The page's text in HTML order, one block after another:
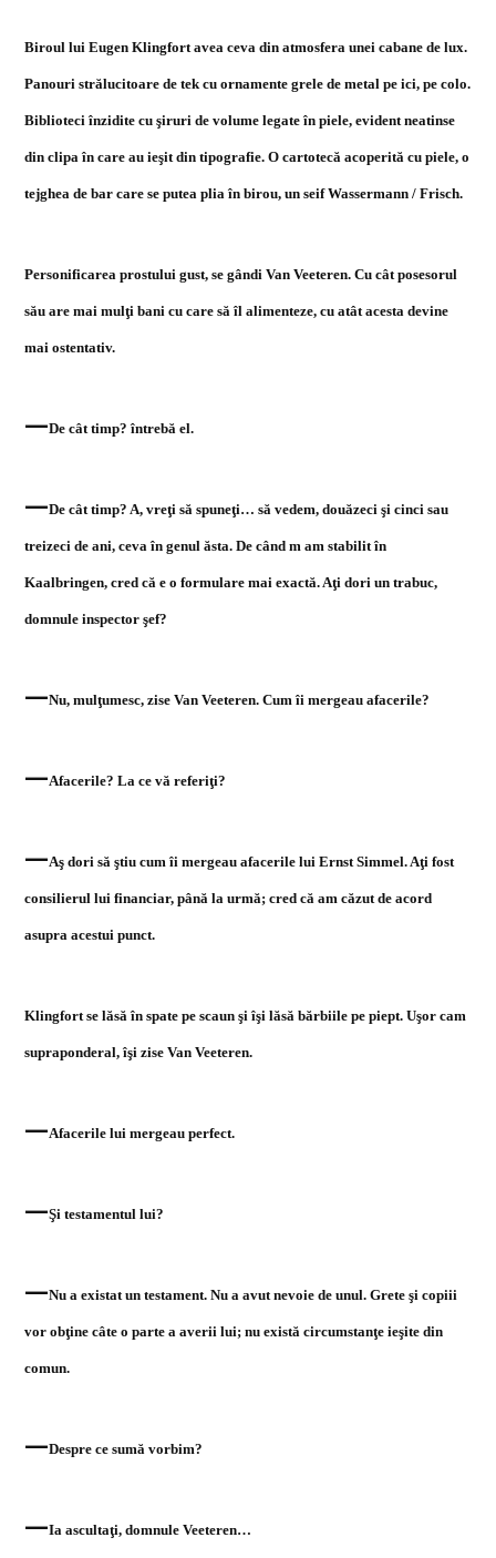
Biroul lui Eugen Klingfort avea ceva din atmosfera unei cabane de lux.
Panouri strălucitoare de tek cu ornamente grele de metal pe ici, pe colo.
Biblioteci înzidite cu şiruri de volume legate în piele, evident neatinse
din clipa în care au ieşit din tipografie. O cartotecă acoperită cu piele, o
tejghea de bar care se putea plia în birou, un seif Wassermann / Frisch.
Personificarea prostului gust, se gândi Van Veeteren. Cu cât posesorul
său are mai mulţi bani cu care să îl alimenteze, cu atât acesta devine
mai ostentativ.
—De cât timp? întrebă el.
—De cât timp? A, vreţi să spuneţi… să vedem, douăzeci şi cinci sau
treizeci de ani, ceva în genul ăsta. De când m am stabilit în
Kaalbringen, cred că e o formulare mai exactă. Aţi dori un trabuc,
domnule inspector şef?
—Nu, mulţumesc, zise Van Veeteren. Cum îi mergeau afacerile?
—Afacerile? La ce vă referiţi?
—Aş dori să ştiu cum îi mergeau afacerile lui Ernst Simmel. Aţi fost
consilierul lui financiar, până la urmă; cred că am căzut de acord
asupra acestui punct.
Klingfort se lăsă în spate pe scaun şi îşi lăsă bărbiile pe piept. Uşor cam
supraponderal, îşi zise Van Veeteren.
—Afacerile lui mergeau perfect.
—Şi testamentul lui?
—Nu a existat un testament. Nu a avut nevoie de unul. Grete şi copiii
vor obţine câte o parte a averii lui; nu există circumstanţe ieşite din
comun.
—Despre ce sumă vorbim?
—Ia ascultaţi, domnule Veeteren…